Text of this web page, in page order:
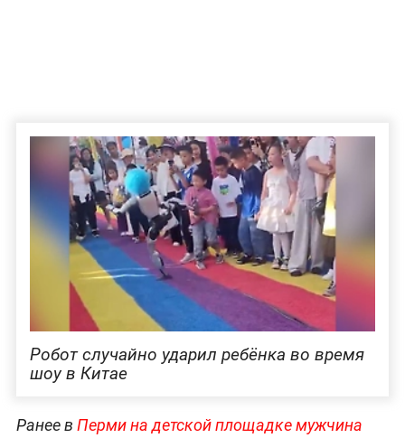
Робот случайно ударил ребёнка во время
шоу в Китае
Ранее в Перми на детской площадке мужчина